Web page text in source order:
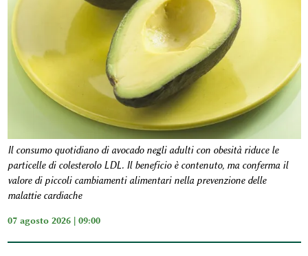
Il consumo quotidiano di avocado negli adulti con obesità riduce le
particelle di colesterolo LDL. Il beneficio è contenuto, ma conferma il
valore di piccoli cambiamenti alimentari nella prevenzione delle
malattie cardiache
07 agosto 2026 | 09:00